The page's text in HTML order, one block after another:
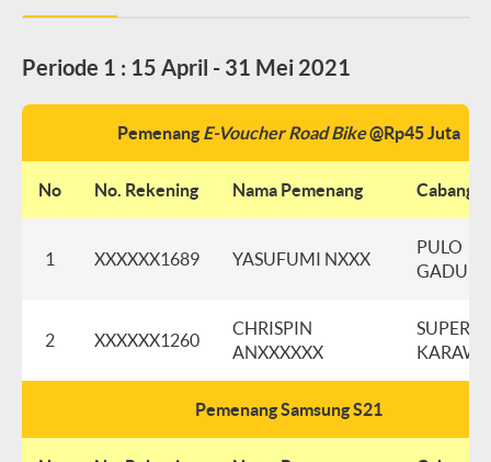
Periode 1 : 15 April - 31 Mei 2021
Pemenang E-Voucher Road Bike@Rp45 Juta
No No. Rekening Nama Pemenang Cabang
1 XXXXXX1689 YASUFUMI NXXX
PULO
2 XXXXXX1260
CHRISPIN
ANXXXXXX
Pemenang Samsung S21